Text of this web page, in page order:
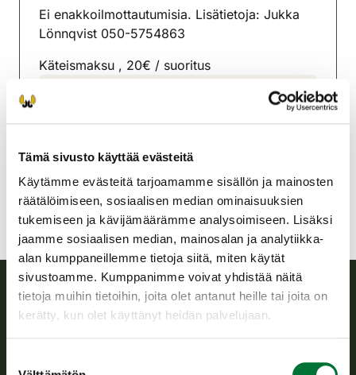
Tämä sivusto käyttää evästeitä
Käytämme evästeitä tarjoamamme sisällön ja mainosten
räätälöimiseen, sosiaalisen median ominaisuuksien
tukemiseen ja kävijämäärämme analysoimiseen. Lisäksi
jaamme sosiaalisen median, mainosalan ja analytiikka-
alan kumppaneillemme tietoja siitä, miten käytät
sivustoamme. Kumppanimme voivat yhdistää näitä
tietoja muihin tietoihin, joita olet antanut heille tai joita on
kerätty, kun olet käyttänyt heidän palvelujaan.
Ei enakkoilmottautumisia. Lisätietoja: Jukka
Lönnqvist 050-5754863
Käteismaksu , 20€ / suoritus
Uusimaa
lohja@rhy.riista.fi
Suomen riistakeskus
riistanhoitoyhdistysten toimintaa ja huolehtii riistapolitiikan